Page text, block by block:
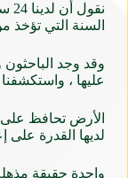
السنة التي تؤخذ
عليها ، واستكشفنا نحو 10٪ فقط من مجموع
الأرض تحافظ على
لديها القدرة على